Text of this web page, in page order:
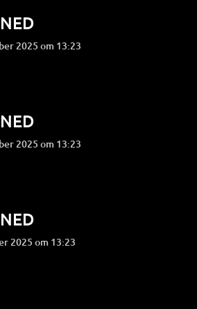
2025 om 13:23
2025 om 13:23
2025 om 13:23